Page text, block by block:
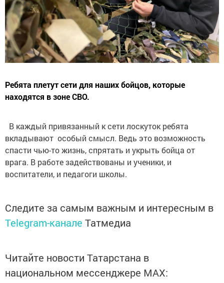
Ребята плетут сети для наших бойцов, которые
находятся в зоне СВО.
В каждый привязанный к сети лоскуток ребята
вкладывают особый смысл. Ведь это возможность
спасти чью-то жизнь, спрятать и укрыть бойца от
врага. В работе задействованы и ученики, и
воспитатели, и педагоги школы.
Следите за самым важным и интересным в
Telegram-канале Татмедиа
Читайте новости Татарстана в
национальном мессенджере MАХ: